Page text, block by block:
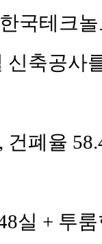
국테크
축공사
건폐율
실 + 투